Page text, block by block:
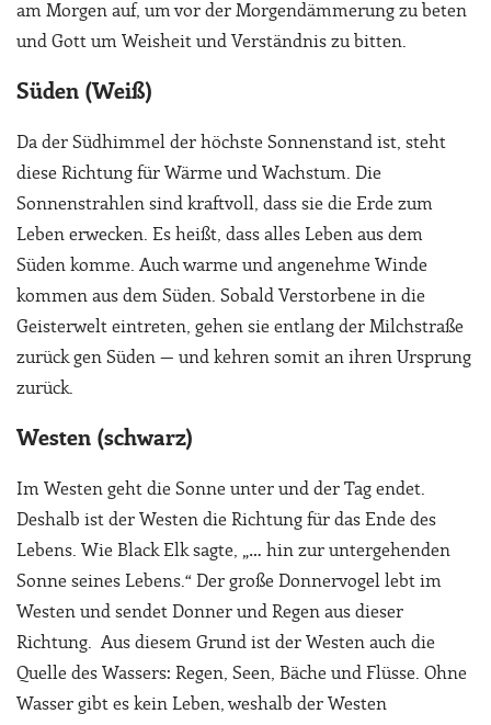
am Morgen auf, um vor der Morgendämmerung zu beten
und Gott um Weisheit und Verständnis zu bitten.
Süden (Weiß)
Da der Südhimmel der höchste Sonnenstand ist, steht
diese Richtung für Wärme und Wachstum. Die
Sonnenstrahlen sind kraftvoll, dass sie die Erde zum
Leben erwecken. Es heißt, dass alles Leben aus dem
Süden komme. Auch warme und angenehme Winde
kommen aus dem Süden. Sobald Verstorbene in die
Geisterwelt eintreten, gehen sie entlang der Milchstraße
zurück gen Süden — und kehren somit an ihren Ursprung
zurück.
Westen (schwarz)
Im Westen geht die Sonne unter und der Tag endet.
Deshalb ist der Westen die Richtung für das Ende des
Lebens. Wie Black Elk sagte, „… hin zur untergehenden
Sonne seines Lebens.“ Der große Donnervogel lebt im
Westen und sendet Donner und Regen aus dieser
Richtung. Aus diesem Grund ist der Westen auch die
Quelle des Wassers: Regen, Seen, Bäche und Flüsse. Ohne
Wasser gibt es kein Leben, weshalb der Westen